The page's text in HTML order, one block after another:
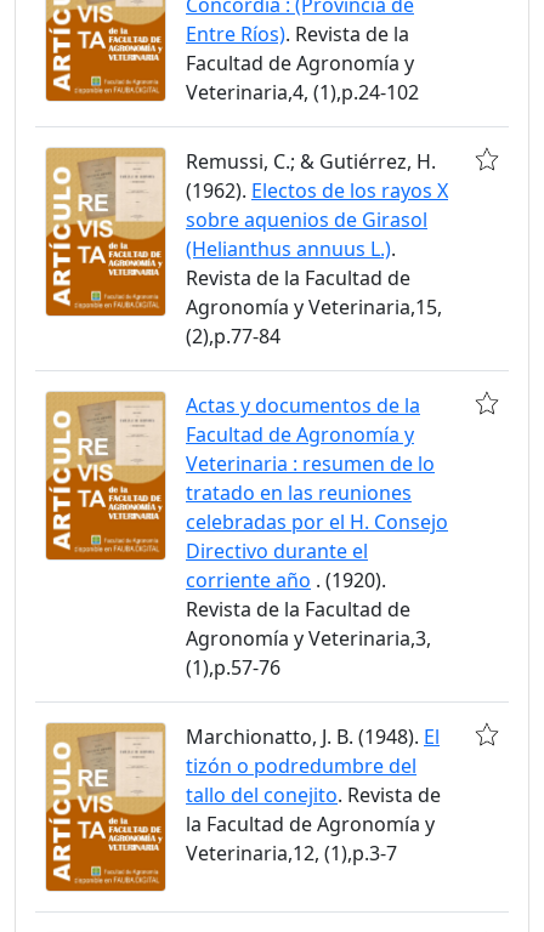
Entre Ríos). Revista de la
Facultad de Agronomía y
Veterinaria,4, (1),p.24-102
Remussi, C.; & Gutiérrez, H.
(1962). Electos de los rayos X
sobre aquenios de Girasol
(Helianthus annuus L.).
Revista de la Facultad de
Agronomía y Veterinaria,15,
(2),p.77-84
Actas y documentos de la
Facultad de Agronomía y
Veterinaria : resumen de lo
tratado en las reuniones
celebradas por el H. Consejo
Directivo durante el
corriente año . (1920).
Revista de la Facultad de
Agronomía y Veterinaria,3,
(1),p.57-76
Marchionatto, J. B. (1948). El
tizón o podredumbre del
tallo del conejito. Revista de
la Facultad de Agronomía y
Veterinaria,12, (1),p.3-7